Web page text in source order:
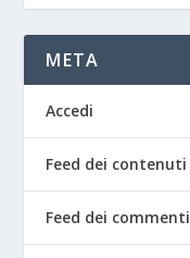
META
Accedi
Feed dei contenuti
Feed dei commenti